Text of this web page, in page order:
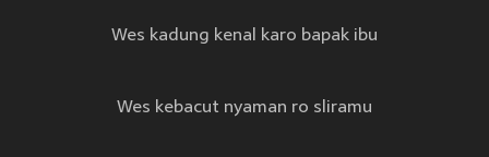
Wes kadung kenal karo bapak ibu
Wes kebacut nyaman ro sliramu